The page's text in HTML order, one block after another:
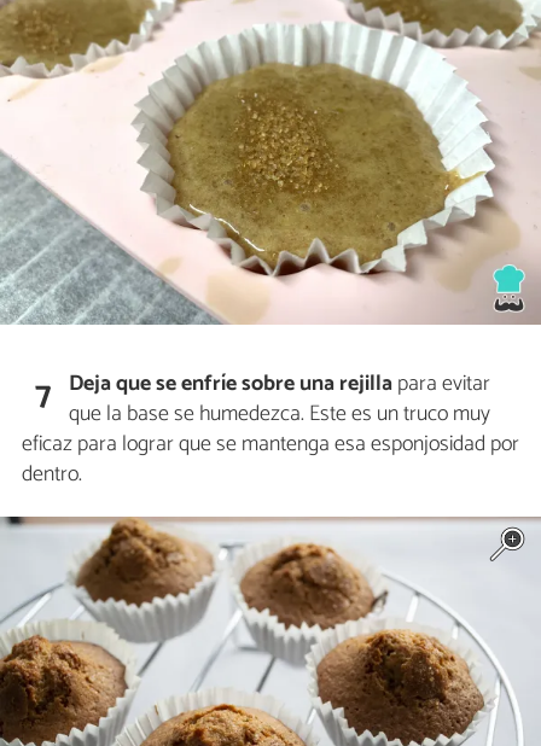
7 Deja que se enfríe sobre una rejillapara evitar
que la base se humedezca. Este es un truco muy
eficaz para lograr que se mantenga esa esponjosidad por
dentro.